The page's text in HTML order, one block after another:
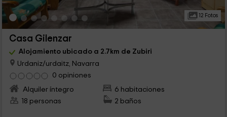
12 Fotos
Casa Gilenzar
Alojamiento ubicado a 2.7km de Zubiri
Urdaniz/urdaitz, Navarra
0 opiniones
Alquiler íntegro
6 habitaciones
18 personas
2 baños